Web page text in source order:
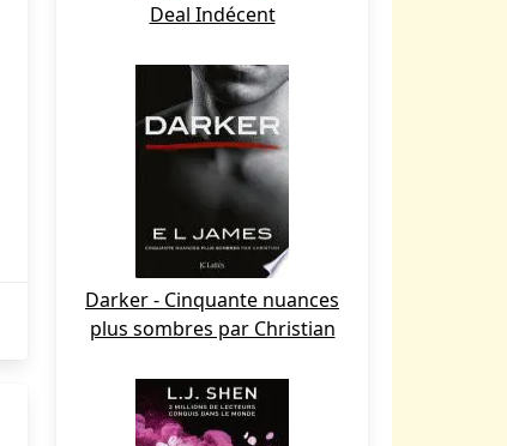
Deal Indécent
Darker - Cinquante nuances
plus sombres par Christian